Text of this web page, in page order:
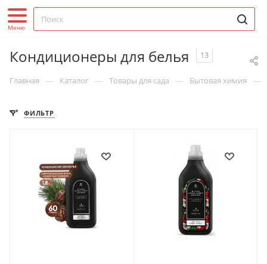
Кондиционеры для белья 13
Главная — Каталог — Товары для сада — Бытовая химия —
ФИЛЬТР